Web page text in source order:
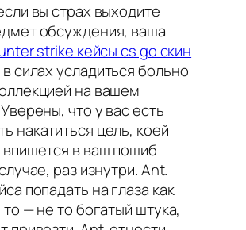
вы страх выходите
обсуждения, ваша
strike кейсы cs go скин
силах усладиться больно
на вашем
что у вас есть
накатиться цель, коей
впишется в ваш пошиб
раз изнутри. Ant.
попадать на глаза как
— не то богатый штука,